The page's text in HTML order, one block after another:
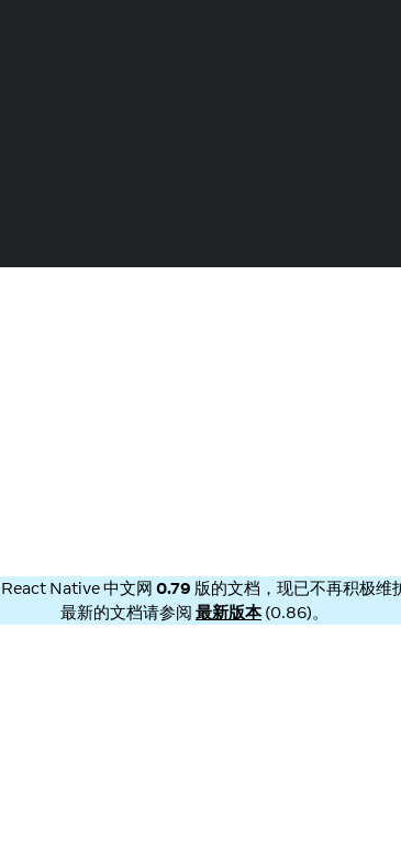
React Native 中文网 0.79 版的文档，现已不再积极维
最新的文档请参阅 最新版本(0.86)。